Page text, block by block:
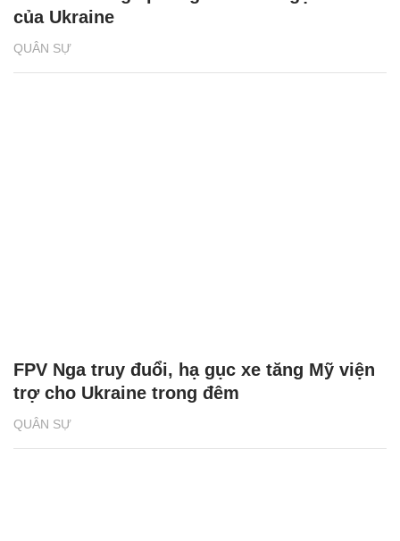
QUÂN SỰ
của Ukraine
QUÂN SỰ
FPV Nga truy đuổi, hạ gục xe tăng Mỹ viện
trợ cho Ukraine trong đêm